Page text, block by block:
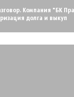
Компания "БК
долга и выкуп